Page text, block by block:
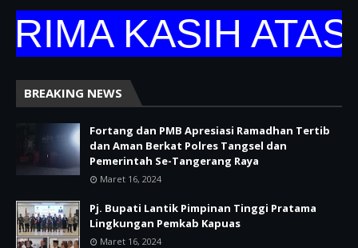
KASIH ATAS
BREAKING NEWS
Fortang dan PMB Apresiasi Ramadhan Tertib
dan Aman Berkat Polres Tangsel dan
Pemerintah Se-Tangerang Raya
Maret 16, 2024
Pj. Bupati Lantik Pimpinan Tinggi Pratama
Lingkungan Pemkab Kapuas
Maret 16, 2024